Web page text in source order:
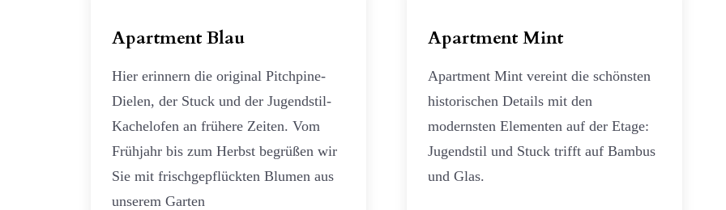
Apartment Blau
Hier erinnern die original Pitchpine-
Dielen, der Stuck und der Jugendstil-
Kachelofen an frühere Zeiten. Vom
Frühjahr bis zum Herbst begrüßen wir
Sie mit frischgepflückten Blumen aus
unserem Garten
Apartment Mint
Apartment Mint vereint die schönsten
historischen Details mit den
modernsten Elementen auf der Etage:
Jugendstil und Stuck trifft auf Bambus
und Glas.